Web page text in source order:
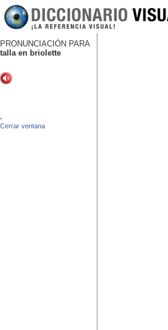
PRONUNCIACIÓN PARA
talla en briolette
-
Cerrar ventana